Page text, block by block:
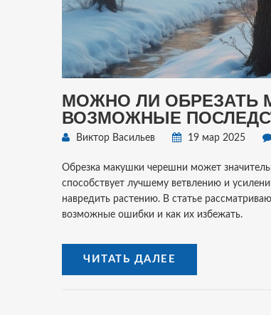
МОЖНО ЛИ ОБРЕЗАТЬ
ВОЗМОЖНЫЕ
Виктор Васильев 19 мар 2025
Обрезка макушки черешни может
способствует лучшему ветвлению и
навредить растению. В статье
возможные ошибки и как их избежать.
ЧИТАТЬ ДАЛЕЕ